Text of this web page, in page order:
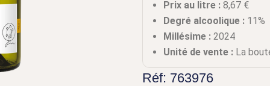
Prix au litre : 8,67 €
Degré alcoolique : 11%
Millésime : 2024
Unité de vente : La
Réf: 763976